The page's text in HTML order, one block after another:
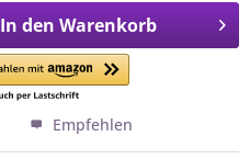
In den Warenkorb
Empfehlen